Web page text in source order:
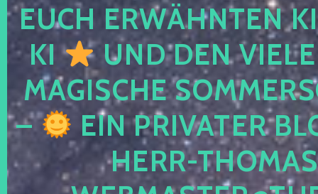
EUCH ERWÄHNTEN
KI
UND DEN
MAGISCHE
–
EIN PRIVATER
HERR-